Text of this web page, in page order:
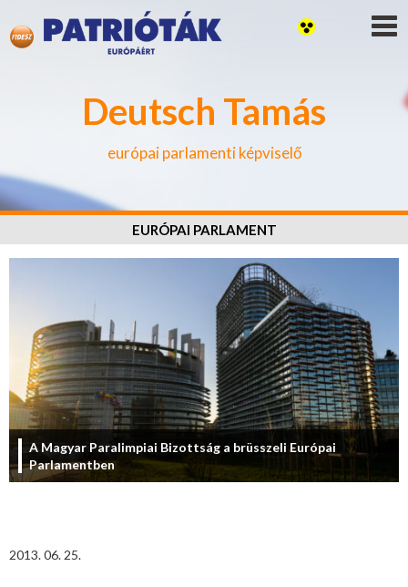
Deutsch Tamás
európai parlamenti képviselő
EURÓPAI PARLAMENT
A Magyar Paralimpiai Bizottság a brüsszeli Európai
Parlamentben
2013. 06. 25.